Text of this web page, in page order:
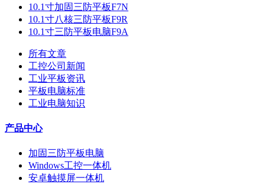
10.1寸加固三防平板F7N
10.1寸八核三防平板F9R
10.1寸三防平板电脑F9A
所有文章
工控公司新闻
工业平板资讯
平板电脑标准
工业电脑知识
产品中心
加固三防平板电脑
Windows工控一体机
安卓触摸屏一体机